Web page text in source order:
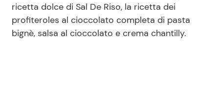
Salute
Viaggi e Turismo
Ricette Facili e Veloci
ricetta dolce di Sal De Riso, la ricetta dei
profiteroles al cioccolato completa di pasta
bignè, salsa al cioccolato e crema chantilly.